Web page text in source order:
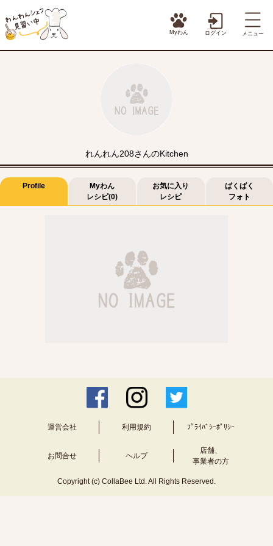
Myわん ログイン メニュー
れんれん208さんのKitchen
Profile
Myわん
レシピ(0)
お気に入り
レシピ
ばくばく
フォト
運営会社 利用規約 ﾌﾟﾗｲﾊﾞｼｰﾎﾟﾘｼｰ
お問合せ ヘルプ
店舗、
事業者の方
Copyright (c) CollaBee Ltd. All Rights Reserved.